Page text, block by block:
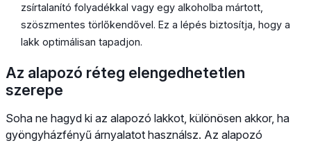
zsírtalanító folyadékkal vagy egy alkoholba mártott,
szöszmentes törlőkendővel. Ez a lépés biztosítja, hogy a
lakk optimálisan tapadjon.
Az alapozó réteg elengedhetetlen
szerepe
Soha ne hagyd ki az alapozó lakkot, különösen akkor, ha
gyöngyházfényű árnyalatot használsz. Az alapozó